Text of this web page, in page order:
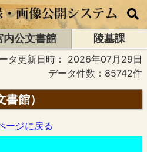
内公文書館
陵墓課
タ更新日時： 2026年07月29日
データ件数：85742件
館）
ージに戻る